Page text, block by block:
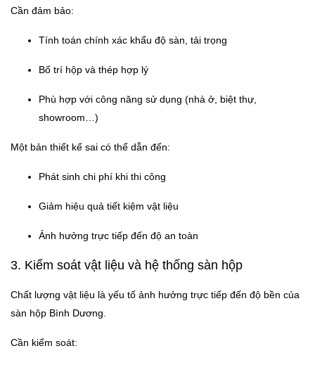
Cần đảm bảo:
Tính toán chính xác khẩu độ sàn, tải trọng
Bố trí hộp và thép hợp lý
Phù hợp với công năng sử dụng (nhà ở, biệt thự,
showroom…)
Một bản thiết kế sai có thể dẫn đến:
Phát sinh chi phí khi thi công
Giảm hiệu quả tiết kiệm vật liệu
Ảnh hưởng trực tiếp đến độ an toàn
3. Kiểm soát vật liệu và hệ thống sàn hộp
Chất lượng vật liệu là yếu tố ảnh hưởng trực tiếp đến độ bền của
sàn hộp Bình Dương.
Cần kiểm soát: